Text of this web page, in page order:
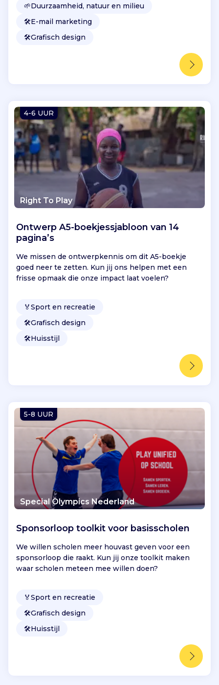
🌱Duurzaamheid, natuur en milieu
🛠️E-mail marketing
🛠️Grafisch design
4-6 UUR
Right To Play
Ontwerp A5-boekjessjabloon van 14
pagina’s
We missen de ontwerpkennis om dit A5-boekje
goed neer te zetten. Kun jij ons helpen met een
frisse opmaak die onze impact laat voelen?
🏅Sport en recreatie
🛠️Grafisch design
🛠️Huisstijl
5-8 UUR
Special Olympics Nederland
Sponsorloop toolkit voor basisscholen
We willen scholen meer houvast geven voor een
sponsorloop die raakt. Kun jij onze toolkit maken
waar scholen meteen mee willen doen?
🏅Sport en recreatie
🛠️Grafisch design
🛠️Huisstijl